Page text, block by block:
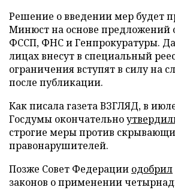
Решение о введении мер будет
Минюст на основе
ФССП, ФНС и Генпрокуратуры.
лицах внесут в специальный
ограничения вступят в силу на
после публикации.
Как писала газета ВЗГЛЯД, в
Госдумы окончательно
строгие меры против
правонарушителей.
Позже Совет Федерации одобрил
законов о применении